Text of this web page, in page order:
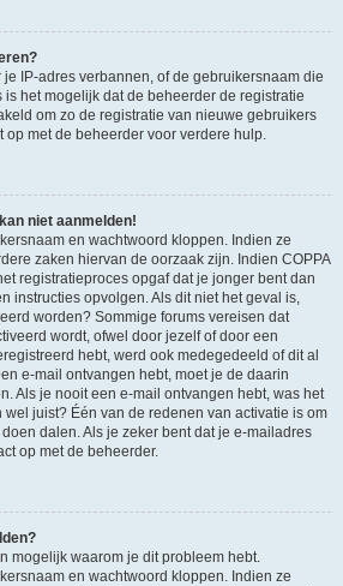
IP-adres verbannen, of de gebruikersnaam die
is het mogelijk dat de beheerder de registratie
om zo de registratie van nieuwe gebruikers
op met de beheerder voor verdere hulp.
niet aanmelden!
en wachtwoord kloppen. Indien ze
zaken hiervan de oorzaak zijn. Indien COPPA
registratieproces opgaf dat je jonger bent dan
instructies opvolgen. Als dit niet het geval is,
worden? Sommige forums vereisen dat
wordt, ofwel door jezelf of door een
hebt, werd ook medegedeeld of dit al
e-mail ontvangen hebt, moet je de daarin
Als je nooit een e-mail ontvangen hebt, was het
juist? Één van de redenen van activatie is om
dalen. Als je zeker bent dat je e-mailadres
op met de beheerder.
mogelijk waarom je dit probleem hebt.
en wachtwoord kloppen. Indien ze